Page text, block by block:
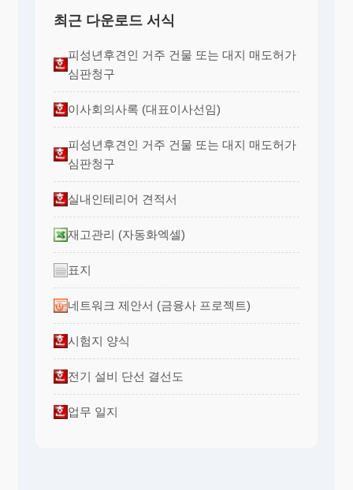
최근 다운로드 서식
피성년후견인 거주 건물 또는 대지 매도허가
심판청구
이사회의사록 (대표이사선임)
피성년후견인 거주 건물 또는 대지 매도허가
심판청구
실내인테리어 견적서
재고관리 (자동화엑셀)
표지
네트워크 제안서 (금융사 프로젝트)
시험지 양식
전기 설비 단선 결선도
업무 일지